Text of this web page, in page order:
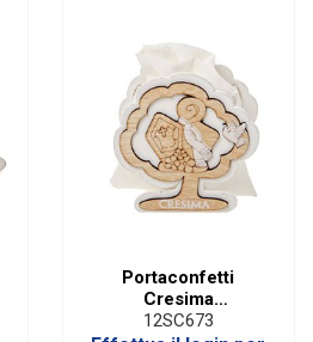
Portaconfetti
Cresima
Applicazione
12SC673